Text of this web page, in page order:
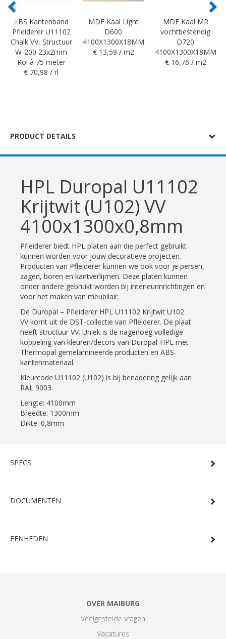
ABS Kantenband
Pfleiderer U11102
Chalk VV, Structuur
W-200 23x2mm
Rol à 75 meter
€ 70,98 / rl
MDF Kaal Light
D600
4100X1300X18MM
€ 13,59 / m2
MDF Kaal MR
vochtbestendig
D720
4100X1300X18MM
€ 16,76 / m2
PRODUCT DETAILS
HPL Duropal U11102
Krijtwit (U102) VV
4100x1300x0,8mm
Pfleiderer biedt HPL platen aan die perfect gebruikt
kunnen worden voor jouw decoratieve projecten.
Producten van Pfleiderer kunnen we ook voor je persen,
zagen, boren en kantverlijmen. Deze platen kunnen
onder andere gebruikt worden bij interieurinrichtingen en
voor het maken van meubilair.
De Duropal – Pfleiderer HPL U11102 Krijtwit U102
VV komt uit de DST-collectie van Pfleiderer. De plaat
heeft structuur VV. Uniek is de nagenoeg volledige
koppeling van kleuren/decors van Duropal-HPL met
Thermopal gemelamineerde producten en ABS-
kantenmateriaal.
Kleurcode U11102 (U102) is bij benadering gelijk aan
RAL 9003.
Lengte: 4100mm
Breedte: 1300mm
Dikte: 0,8mm
SPECS
DOCUMENTEN
EENHEDEN
OVER MAIBURG
Veelgestelde vragen
Vacatures